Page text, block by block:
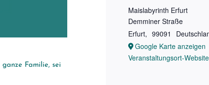
Familie, sei
Maislabyrinth Erfurt
Demminer Straße
Erfurt, 99091
Google Karte anzeigen
Veranstaltungsort-